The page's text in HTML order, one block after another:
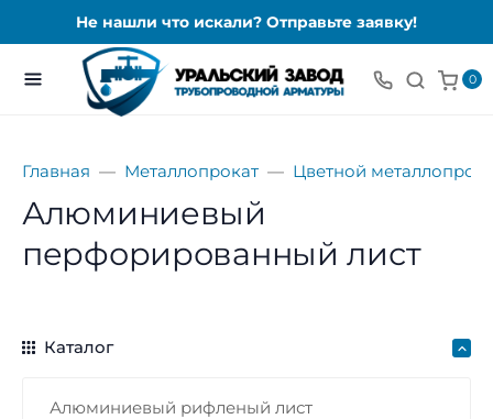
Не нашли что искали? Отправьте заявку!
0
Главная Металлопрокат Цветной
Алюминиевый
перфорированный лист
Каталог
Алюминиевый рифленый лист